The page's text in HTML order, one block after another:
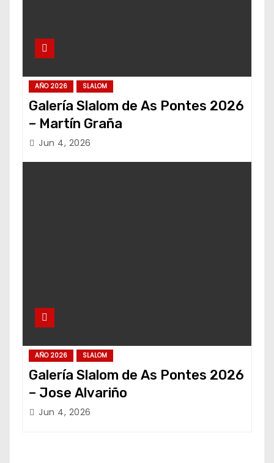
AÑO 2026 SLALOM
Galería Slalom de As Pontes 2026
– Martín Graña
Jun 4, 2026
AÑO 2026 SLALOM
Galería Slalom de As Pontes 2026
– Jose Alvariño
Jun 4, 2026